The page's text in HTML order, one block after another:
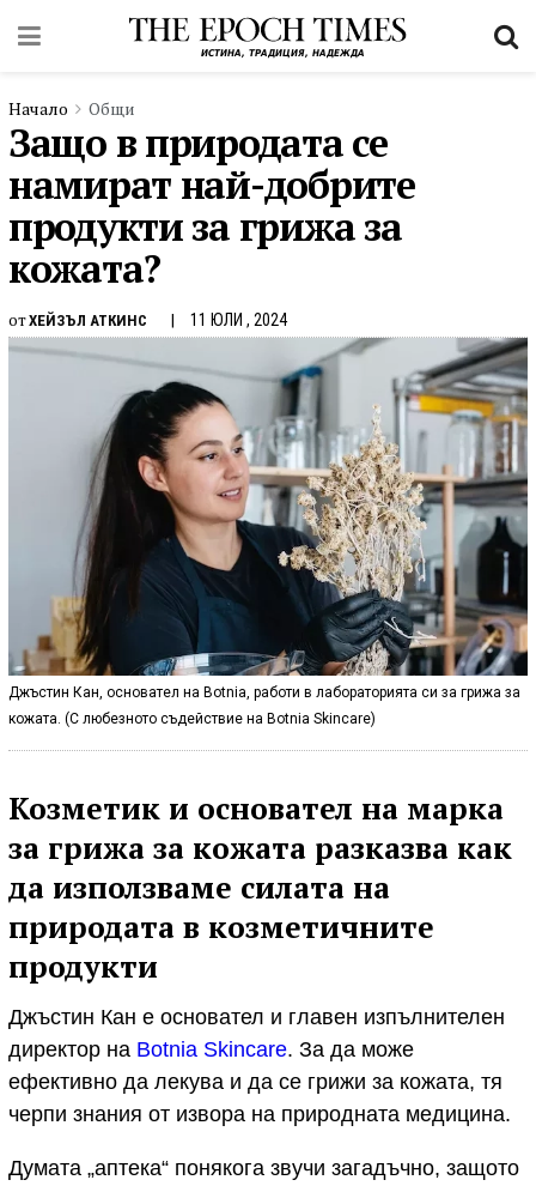
Начало Общи
Защо в природата се
намират най-добрите
продукти за грижа за
кожата?
отХЕЙЗЪЛ АТКИНС 11 ЮЛИ , 2024
Джъстин Кан, основател на Botnia, работи в лабораторията си за грижа за
кожата. (С любезното съдействие на Botnia Skincare)
Козметик и основател на марка
за грижа за кожата разказва как
да използваме силата на
природата в козметичните
продукти
Джъстин Кан е основател и главен изпълнителен
директор на Botnia Skincare. За да може
ефективно да лекува и да се грижи за кожата, тя
черпи знания от извора на природната медицина.
Думата „аптека“ понякога звучи загадъчно, защото